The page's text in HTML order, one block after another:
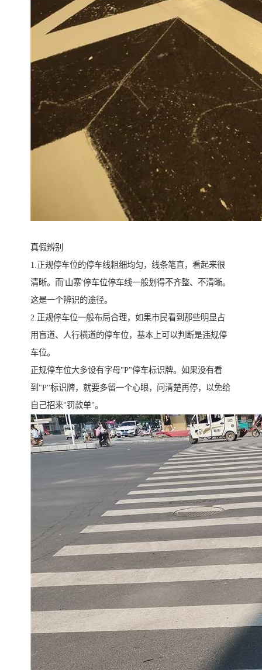
真假辨别
1.正规停车位的停车线粗细均匀，线条笔直，看起来很
清晰。而'山寨'停车位停车线一般划得不齐整、不清晰。
这是一个辨识的途径。
2.正规停车位一般布局合理，如果市民看到那些明显占
用盲道、人行横道的停车位，基本上可以判断是违规停
车位。
正规停车位大多设有字母"P"停车标识牌。如果没有看
到"P"标识牌，就要多留一个心眼，问清楚再停，以免给
自己招来"罚款单"。